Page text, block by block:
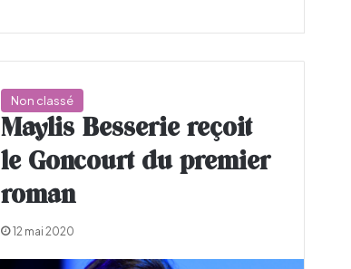
Non classé
Maylis Besserie reçoit
le Goncourt du premier
roman
12 mai 2020